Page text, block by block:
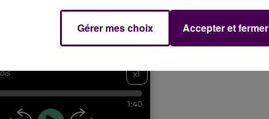
Gérer mes choix Accepter et fermer